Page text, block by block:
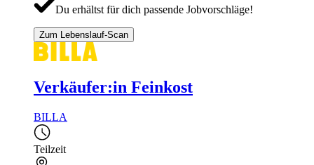
Du erhältst für dich passende Jobvorschläge!
Zum Lebenslauf-Scan
Verkäufer:in Feinkost
BILLA
Teilzeit